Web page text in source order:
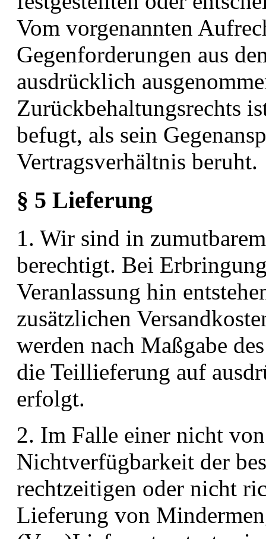
Vom vorgenannten
Gegenforderungen aus
ausdrücklich
Zurückbehaltungsrechts
befugt, als sein
Vertragsverhältnis beruht.
§ 5 Lieferung
1. Wir sind in
berechtigt. Bei
Veranlassung hin
zusätzlichen
werden nach Maßgabe
die Teillieferung auf
erfolgt.
2. Im Falle einer nicht
Nichtverfügbarkeit der
rechtzeitigen oder nicht
Lieferung von